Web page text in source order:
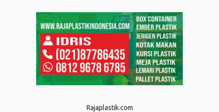
Rajaplastik.com